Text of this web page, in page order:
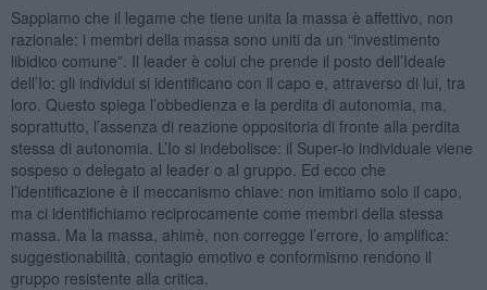
Sappiamo che il legame che tiene unita la massa è affettivo, non
razionale: i membri della massa sono uniti da un “investimento
libidico comune”. Il leader è colui che prende il posto dell’Ideale
dell’Io: gli individui si identificano con il capo e, attraverso di lui, tra
loro. Questo spiega l’obbedienza e la perdita di autonomia, ma,
soprattutto, l’assenza di reazione oppositoria di fronte alla perdita
stessa di autonomia. L’Io si indebolisce: il Super-io individuale viene
sospeso o delegato al leader o al gruppo. Ed ecco che
l’identificazione è il meccanismo chiave: non imitiamo solo il capo,
ma ci identifichiamo reciprocamente come membri della stessa
massa. Ma la massa, ahimè, non corregge l’errore, lo amplifica:
suggestionabilità, contagio emotivo e conformismo rendono il
gruppo resistente alla critica.